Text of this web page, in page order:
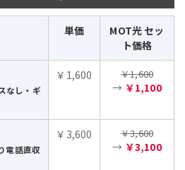
単価
MOT光 セッ
ト価格
なし・ギ
￥1,600 ￥1,600
→ ￥1,100
電話直収
￥3,600 ￥3,600
→ ￥3,100